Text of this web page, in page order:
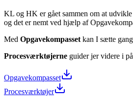
KL og HK er gået sammen om at
og det er nemt ved hjælp af
Med Opgavekompasset kan I sætte
Procesværktøjerne guider jer videre i
Opgavekompasset
Procesværktøjer